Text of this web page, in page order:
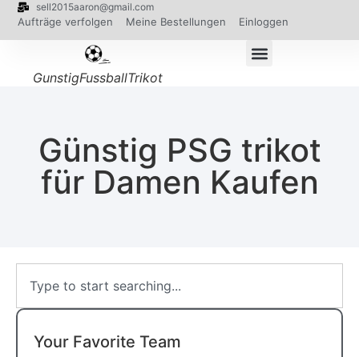
sell2015aaron@gmail.com
Aufträge verfolgen Meine Bestellungen Einloggen
GunstigFussballTrikot
Günstig PSG trikot
für Damen Kaufen
Your Favorite Team